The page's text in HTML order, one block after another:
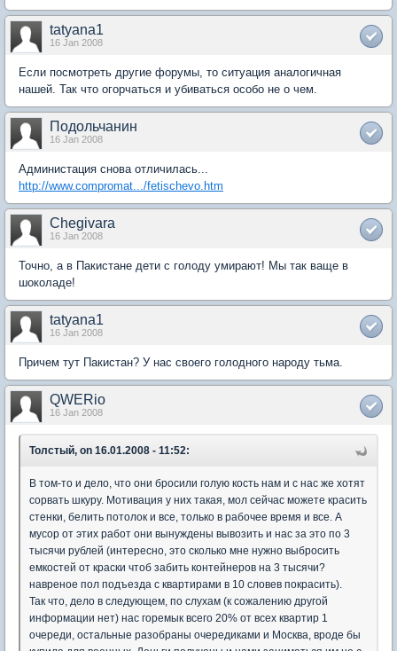
tatyana1
16 Jan 2008
Если посмотреть другие форумы, то ситуация аналогичная
нашей. Так что огорчаться и убиваться особо не о чем.
Подольчанин
16 Jan 2008
Администация снова отличилась...
http://www.compromat.../fetischevo.htm
Chegivara
16 Jan 2008
Точно, а в Пакистане дети с голоду умирают! Мы так ваще в
шоколаде!
tatyana1
16 Jan 2008
Причем тут Пакистан? У нас своего голодного народу тьма.
QWERio
16 Jan 2008
Толстый, on 16.01.2008 - 11:52:
В том-то и дело, что они бросили голую кость нам и с нас же хотят
сорвать шкуру. Мотивация у них такая, мол сейчас можете красить
стенки, белить потолок и все, только в рабочее время и все. А
мусор от этих работ они вынуждены вывозить и нас за это по 3
тысячи рублей (интересно, это сколько мне нужно выбросить
емкостей от краски чтоб забить контейнеров на 3 тысячи?
навреное пол подъезда с квартирами в 10 словев покрасить).
Так что, дело в следующем, по слухам (к сожалению другой
информации нет) нас горемык всего 20% от всех квартир 1
очереди, остальные разобраны очередиками и Москва, вроде бы